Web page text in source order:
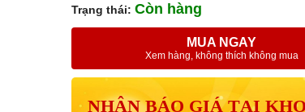
Trạng thái: Còn hàng
MUA NGAY
Xem hàng, không thích không mua
NHẬN BÁO GIÁ TẠI KHO